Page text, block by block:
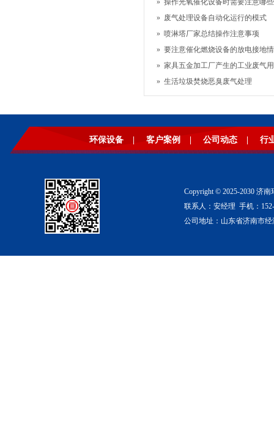
» 操作光氧催化设备时需要注意哪
» 废气处理设备自动化运行的模式
» 喷淋塔厂家总结操作注意事项
» 要注意催化燃烧设备的放电接地
» 家具五金加工厂产生的工业废气
» 生活垃圾焚烧恶臭废气处理
环保设备 客户案例 公司动态 行
Copyright © 2025-2030 济
联系人：安经理 手机：
公司地址：山东省济南市